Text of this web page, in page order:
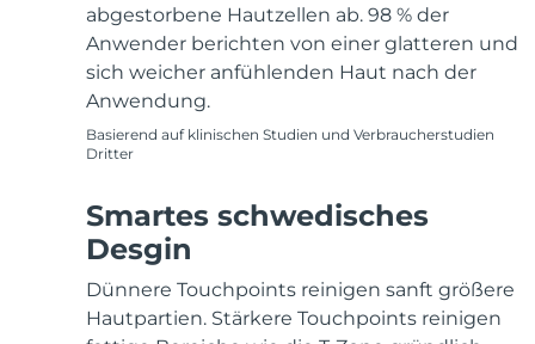
abgestorbene Hautzellen ab. 98 % der
Anwender berichten von einer glatteren und
sich weicher anfühlenden Haut nach der
Anwendung.
Basierend auf klinischen Studien und Verbraucherstudien
Dritter
Smartes schwedisches
Desgin
Dünnere Touchpoints reinigen sanft größere
Hautpartien. Stärkere Touchpoints reinigen